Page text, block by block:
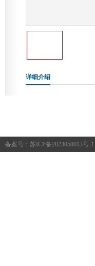
详细介绍
备案号： 苏ICP备2023050013号-1